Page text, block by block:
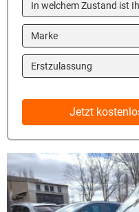
Marke
Year
Jetzt